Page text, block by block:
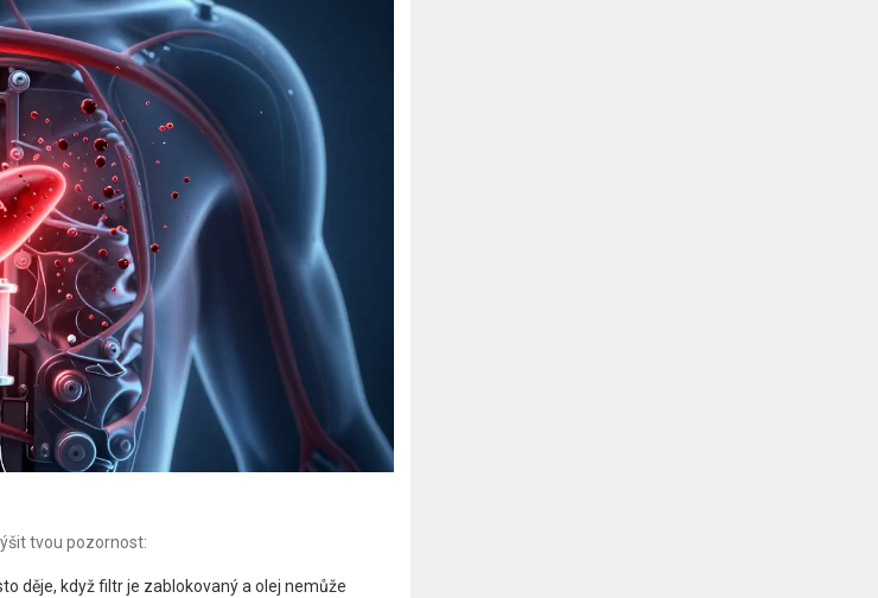
tvou pozornost:
děje, když filtr je zablokovaný a olej nemůže